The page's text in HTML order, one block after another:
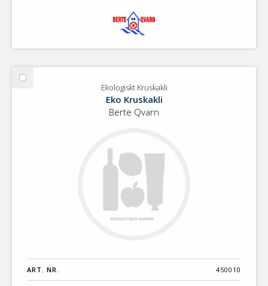
Välj
Ekologiskt Kruskakli
Eko Kruskakli
Berte Qvarn
ART. NR. 450010